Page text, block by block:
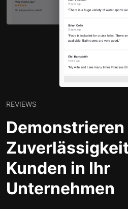
REVIEWS
Demonstrieren
Kunden in Ihr
Unternehmen